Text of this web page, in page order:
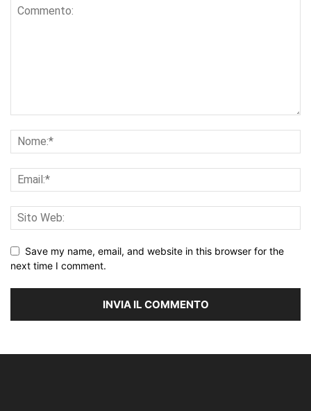
Save my name, email, and website in this browser for the
next time I comment.